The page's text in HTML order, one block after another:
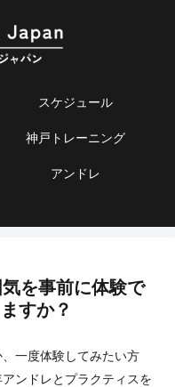
スケジュール
神戸トレーニング
アンドレ
を事前に体験で
すか？
一度体験してみたい方
ンドレとプラクティスを